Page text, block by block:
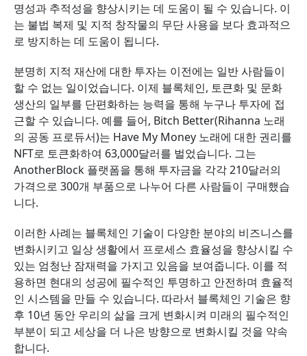
명성과 추적성을 향상시키는 데 도움이 될 수 있습니다. 이
는 불법 복제 및 지적 창작물의 무단 사용을 보다 효과적으
로 방지하는 데 도움이 됩니다.
분명히 지적 재산에 대한 투자는 이전에는 일반 사람들이
할 수 없는 일이었습니다. 이제 블록체인, 토큰화 및 문화
생산의 일부를 단편화하는 능력을 통해 누구나 투자에 접
근할 수 있습니다. 예를 들어, Bitch Better(Rihanna 노래
의 공동 프로듀서)는 Have My Money 노래에 대한 권리를
NFT로 토큰화하여 63,000달러를 벌었습니다. 그는
AnotherBlock 플랫폼을 통해 투자금을 각각 210달러의
가격으로 300개 부품으로 나누어 다른 사람들이 구매했습
니다.
이러한 사례는 블록체인 기술이 다양한 분야의 비즈니스를
변화시키고 일상 생활에서 프로세스 효율성을 향상시킬 수
있는 엄청난 잠재력을 가지고 있음을 보여줍니다. 이를 적
용하면 현대의 성공에 필수적인 투명하고 안전하며 효율적
인 시스템을 만들 수 있습니다. 따라서 블록체인 기술은 향
후 10년 동안 우리의 삶을 크게 변화시켜 미래의 필수적인
부분이 되고 세상을 더 나은 방향으로 변화시킬 것을 약속
합니다.